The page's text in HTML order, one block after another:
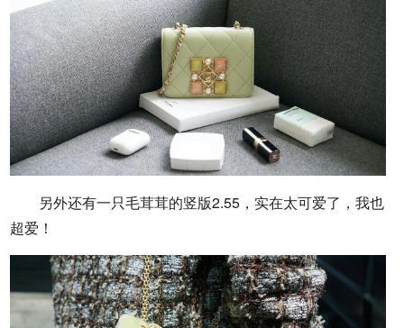
另外还有一只毛茸茸的竖版2.55，实在太可爱了，我也
超爱！